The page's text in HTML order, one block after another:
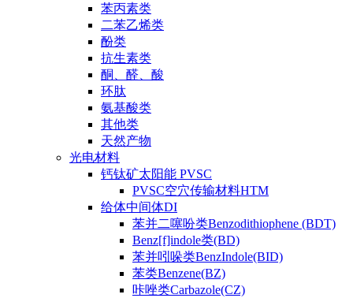
苯丙素类
二苯乙烯类
酚类
抗生素类
酮、醛、酸
环肽
氨基酸类
其他类
天然产物
光电材料
钙钛矿太阳能 PVSC
PVSC空穴传输材料HTM
给体中间体DI
苯并二噻吩类Benzodithiophene (BDT)
Benz[f]indole类(BD)
苯并吲哚类BenzIndole(BID)
苯类Benzene(BZ)
咔唑类Carbazole(CZ)